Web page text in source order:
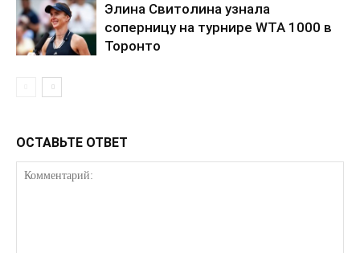
Контакты
Элина Свитолина узнала
соперницу на турнире WTA 1000 в
Торонто
ОСТАВЬТЕ ОТВЕТ